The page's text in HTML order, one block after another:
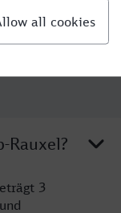
Rauxel?
3